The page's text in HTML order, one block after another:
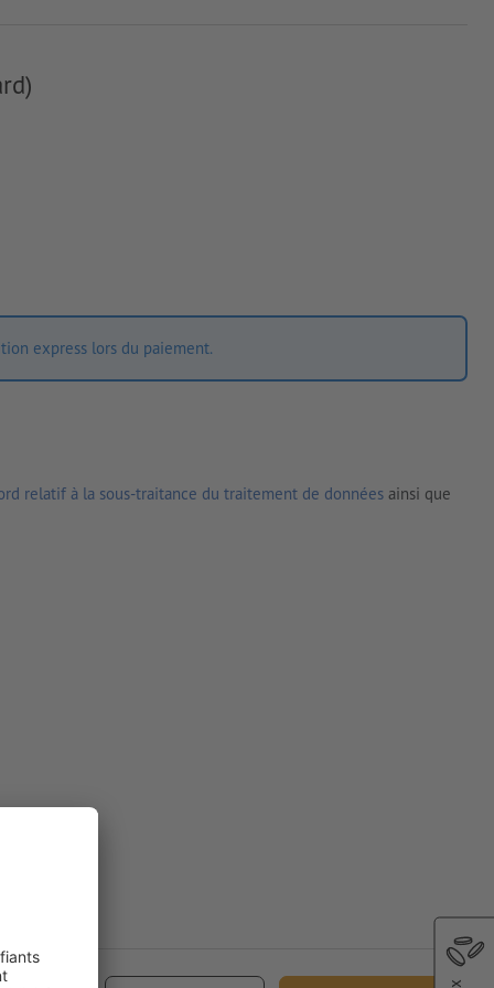
express lors du paiement.
relatif à la sous-traitance du traitement de données ainsi que